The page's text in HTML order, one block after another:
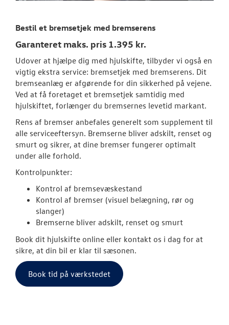
Bestil et bremsetjek med bremserens
Garanteret maks. pris 1.395 kr.
Udover at hjælpe dig med hjulskifte, tilbyder vi også en
vigtig ekstra service: bremsetjek med bremserens. Dit
bremseanlæg er afgørende for din sikkerhed på vejene.
Ved at få foretaget et bremsetjek samtidig med
hjulskiftet, forlænger du bremsernes levetid markant.
Rens af bremser anbefales generelt som supplement til
alle serviceeftersyn. Bremserne bliver adskilt, renset og
smurt og sikrer, at dine bremser fungerer optimalt
under alle forhold.
Kontrolpunkter:
Kontrol af bremsevæskestand
Kontrol af bremser (visuel belægning, rør og
slanger)
Bremserne bliver adskilt, renset og smurt
Book dit hjulskifte online eller kontakt os i dag for at
sikre, at din bil er klar til sæsonen.
Book tid på værkstedet